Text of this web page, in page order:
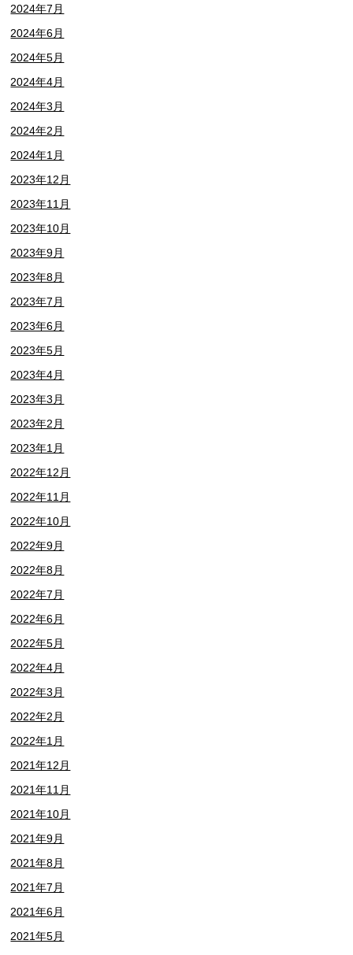
2024年7月
2024年6月
2024年5月
2024年4月
2024年3月
2024年2月
2024年1月
2023年12月
2023年11月
2023年10月
2023年9月
2023年8月
2023年7月
2023年6月
2023年5月
2023年4月
2023年3月
2023年2月
2023年1月
2022年12月
2022年11月
2022年10月
2022年9月
2022年8月
2022年7月
2022年6月
2022年5月
2022年4月
2022年3月
2022年2月
2022年1月
2021年12月
2021年11月
2021年10月
2021年9月
2021年8月
2021年7月
2021年6月
2021年5月